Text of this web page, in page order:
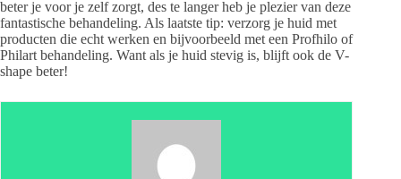
beter je voor je zelf zorgt, des te langer heb je plezier van deze
fantastische behandeling. Als laatste tip: verzorg je huid met
producten die echt werken en bijvoorbeeld met een Profhilo of
Philart behandeling. Want als je huid stevig is, blijft ook de V-
shape beter!